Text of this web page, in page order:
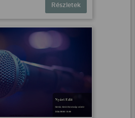
Részletek